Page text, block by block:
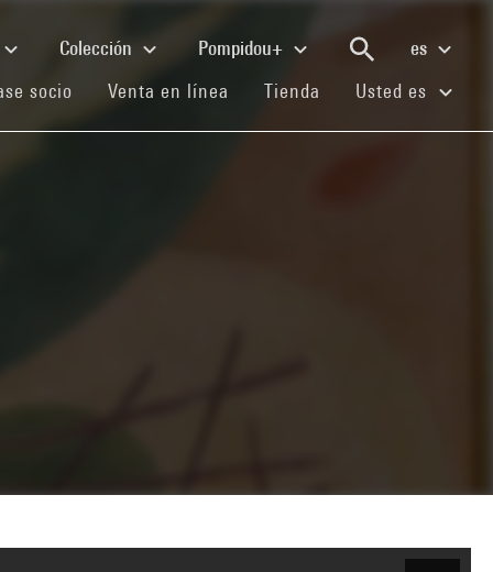
Colección Pompidou+
es
socio (current)
Venta en línea (current)
Tienda (current)
Usted es